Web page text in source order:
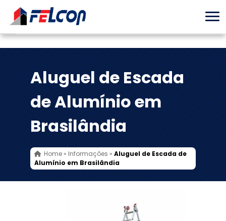
Aluguel de Escada
de Alumínio em
Brasilândia
Home» Informações » Aluguel de Escada de
Alumínio em Brasilândia